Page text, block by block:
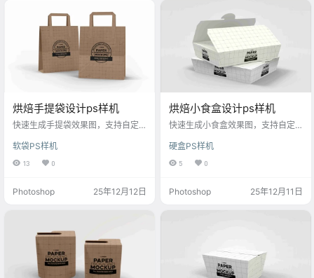
烘焙手提袋设计ps样机
快速生成手提袋效果图，支持自定
等设计。
软袋PS样机
13 0
Photoshop 25年12月12日
烘焙小食盒设计ps样机
快速生成小食盒效果图，支持自定
等设计。
硬盒PS样机
5 0
Photoshop 25年12月11日